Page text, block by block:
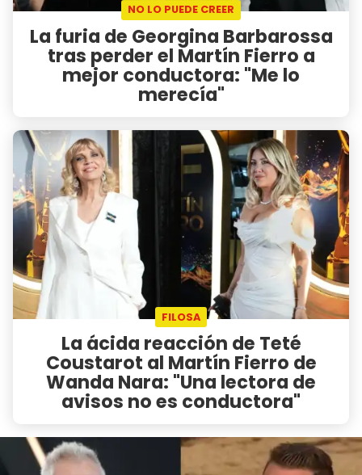
NO LO PUEDE CREER
La furia de Georgina Barbarossa
tras perder el Martín Fierro a
mejor conductora: "Me lo
merecía"
FILOSA
La ácida reacción de Teté
Coustarot al Martín Fierro de
Wanda Nara: "Una lectora de
avisos no es conductora"